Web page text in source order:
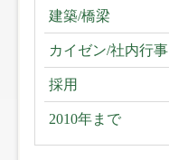
建築/橋梁
カイゼン/社内行事
採用
2010年まで